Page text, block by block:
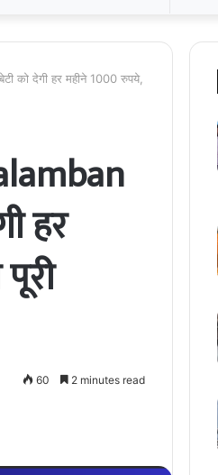
को देगी हर महीने 1000 रुपये,
हर
60 2 minutes read